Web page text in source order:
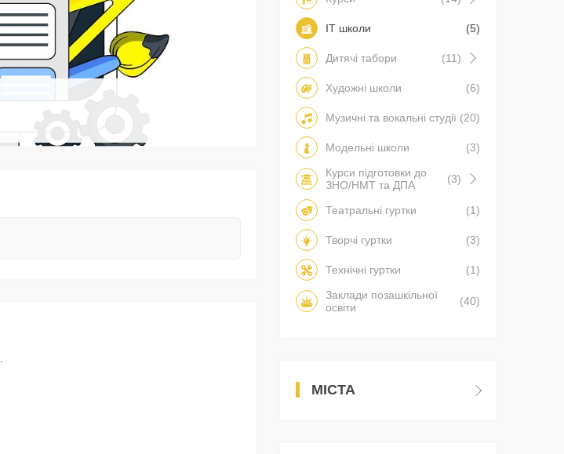
IT школи (5)
Дитячі табори (11)
Художні школи (6)
Музичні та вокальні студії (20)
Модельні школи
(3)
Курси підготовки до
ЗНО/НМТ та ДПА
(3)
Театральні гуртки (1)
Творчі гуртки (3)
Технічні гуртки
(1)
Заклади позашкільної
освіти
(40)
МІСТА